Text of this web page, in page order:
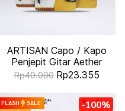
ARTISAN Capo / Kapo
Penjepit Gitar Aether
Rp40.000 Rp23.355
FLASH
SALE
-100%